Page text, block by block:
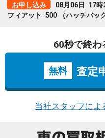
ベイサイド お申し込み
MAZDA2
60秒で終わ
無料 査定
当社スタッフによ